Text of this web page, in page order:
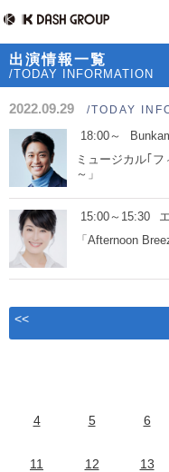
出演情報一覧
/TODAY INFORMATION
2022.09.29 /TODAY
18:00～
ミュージカル｢
～」
15:00～15:30
「Afternoon
<<
4 5 6
11 12 13